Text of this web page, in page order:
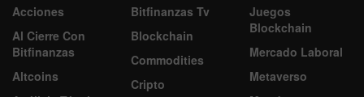
Acciones
Al Cierre Con
Bitfinanzas
Altcoins
Bitfinanzas Tv
Blockchain
Commodities
Cripto
Juegos
Blockchain
Mercado Laboral
Metaverso